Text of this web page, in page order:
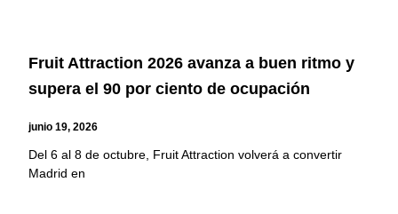
Fruit Attraction 2026 avanza a buen ritmo y
supera el 90 por ciento de ocupación
junio 19, 2026
Del 6 al 8 de octubre, Fruit Attraction volverá a convertir
Madrid en